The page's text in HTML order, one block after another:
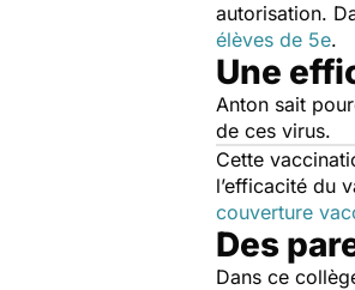
autorisation.
élèves de 5e.
Une
Anton sait
de ces virus.
Cette
l’efficacité du
couverture
Des
Dans ce